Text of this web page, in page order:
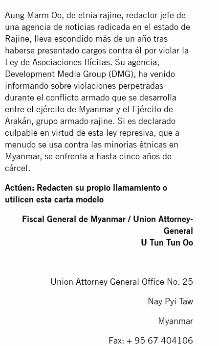
Aung Marm Oo, de etnia rajine, redactor jefe de
una agencia de noticias radicada en el estado de
Rajine, lleva escondido más de un año tras
haberse presentado cargos contra él por violar la
Ley de Asociaciones Ilícitas. Su agencia,
Development Media Group (DMG), ha venido
informando sobre violaciones perpetradas
durante el conflicto armado que se desarrolla
entre el ejército de Myanmar y el Ejército de
Arakán, grupo armado rajine. Si es declarado
culpable en virtud de esta ley represiva, que a
menudo se usa contra las minorías étnicas en
Myanmar, se enfrenta a hasta cinco años de
cárcel.
Actúen: Redacten su propio llamamiento o
utilicen esta carta modelo
Fiscal General de Myanmar / Union Attorney-
General
U Tun Tun Oo
Union Attorney General Office No. 25
Nay Pyi Taw
Myanmar
Fax: + 95 67 404106